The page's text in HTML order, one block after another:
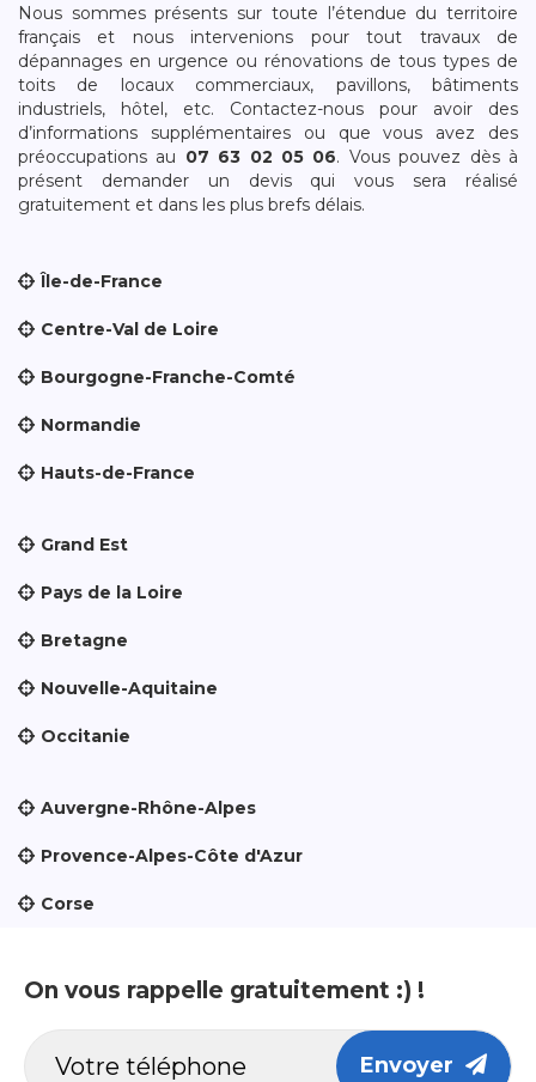
Nous sommes présents sur toute l’étendue du territoire
français et nous intervenions pour tout travaux de
dépannages en urgence ou rénovations de tous types de
toits de locaux commerciaux, pavillons, bâtiments
industriels, hôtel, etc. Contactez-nous pour avoir des
d’informations supplémentaires ou que vous avez des
préoccupations au 07 63 02 05 06. Vous pouvez dès à
présent demander un devis qui vous sera réalisé
gratuitement et dans les plus brefs délais.
Île-de-France
Centre-Val de Loire
Bourgogne-Franche-Comté
Normandie
Hauts-de-France
Grand Est
Pays de la Loire
Bretagne
Nouvelle-Aquitaine
Occitanie
Auvergne-Rhône-Alpes
Provence-Alpes-Côte d'Azur
Corse
On vous rappelle gratuitement :) !
Envoyer